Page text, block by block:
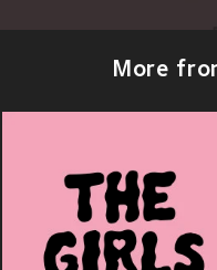
More